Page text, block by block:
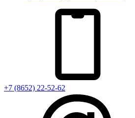
+7 (8652) 22-52-62